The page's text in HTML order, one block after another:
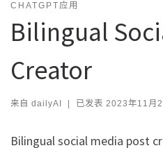
CHATGPT应用
Bilingual
Creator
来自 dailyAI | 已发表 2023年11月
Bilingual social media post